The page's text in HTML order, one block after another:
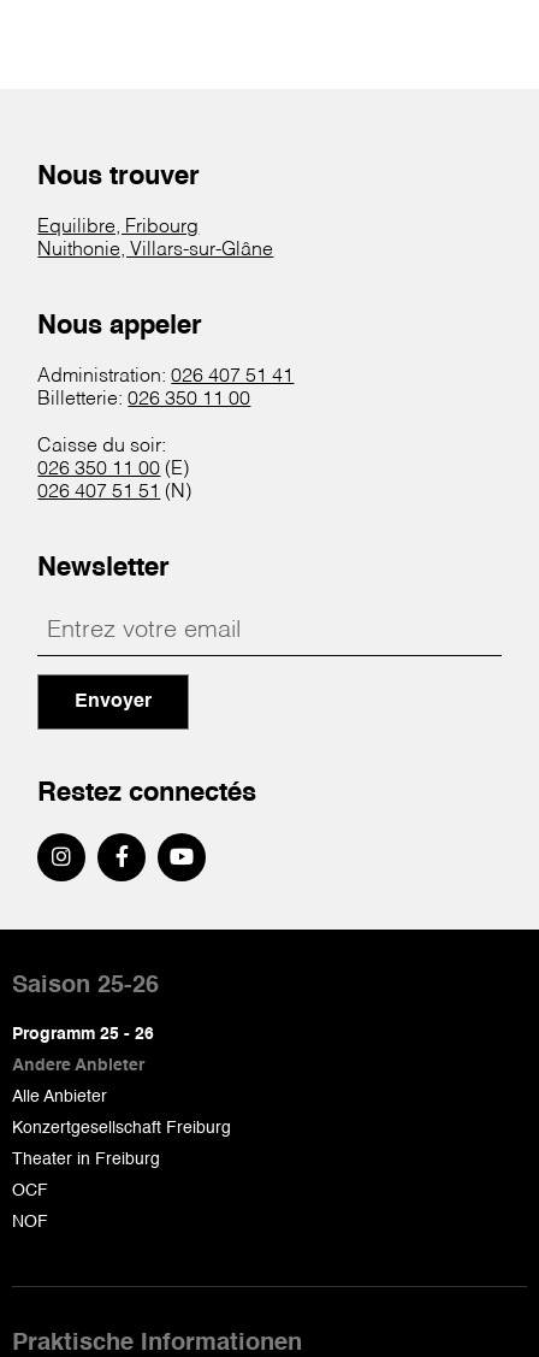
Nous trouver
Equilibre, Fribourg
Nuithonie, Villars-sur-Glâne
Nous appeler
Administration:026 407 51 41
Billetterie:026 350 11 00
Caisse du soir:
026 350 11 00 (E)
026 407 51 51 (N)
Newsletter
Envoyer
Restez connectés
de
page
Saison 25-26
Programm 25 - 26
Andere Anbieter
Alle Anbieter
Konzertgesellschaft Freiburg
Theater in Freiburg
OCF
NOF
Praktische Informationen